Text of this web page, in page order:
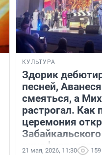
КУЛЬТУРА
Здорик
песней,
смеяться, а
растрогал. Как
церемония
Забайкальского
кинофестиваля
21 мая, 2026, 11:30 159